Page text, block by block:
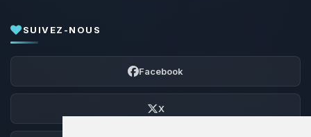
SUIVEZ-NOUS
Facebook
X